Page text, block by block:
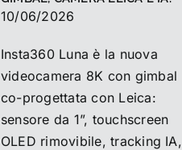
10/06/2026
Insta360 Luna è la nuova
videocamera 8K con gimbal
co-progettata con Leica:
sensore da 1”, touchscreen
OLED rimovibile, tracking IA,